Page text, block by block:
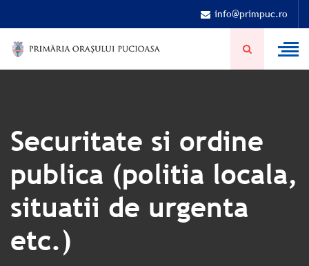
info@primpuc.ro
Securitate si ordine
publica (politia locala,
situatii de urgenta
etc.)